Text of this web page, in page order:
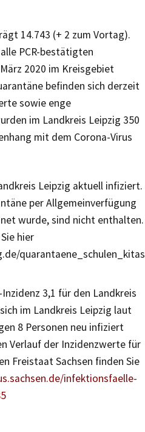
14.743 (+ 2 zum Vortag).
PCR-bestätigten
2020 im Kreisgebiet
befinden sich derzeit
sowie enge
im Landkreis Leipzig 350
mit dem Corona-Virus
Leipzig aktuell infiziert.
per Allgemeinverfügung
wurde, sind nicht enthalten.
hier
quarantaene_schulen_kitas
3,1 für den Landkreis
im Landkreis Leipzig laut
8 Personen neu infiziert
Verlauf der Inzidenzwerte für
Freistaat Sachsen finden Sie
infektionsfaelle-